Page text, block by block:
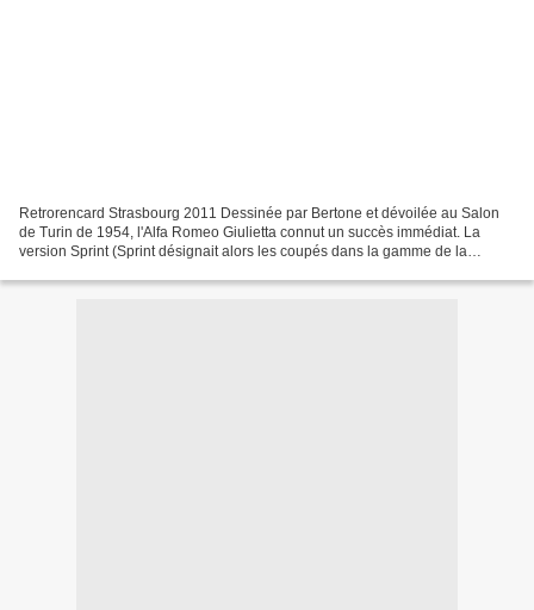
Retrorencard Strasbourg 2011 Dessinée par Bertone et dévoilée au Salon
de Turin de 1954, l'Alfa Romeo Giulietta connut un succès immédiat. La
version Sprint (Sprint désignait alors les coupés dans la gamme de la